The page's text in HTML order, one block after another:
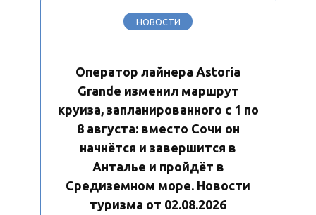
НОВОСТИ
Оператор лайнера Astoria
Grande изменил маршрут
круиза, запланированного с 1 по
8 августа: вместо Сочи он
начнётся и завершится в
Анталье и пройдёт в
Средиземном море. Новости
туризма от 02.08.2026